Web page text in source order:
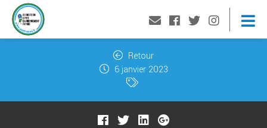
Retour
6 janvier 2023